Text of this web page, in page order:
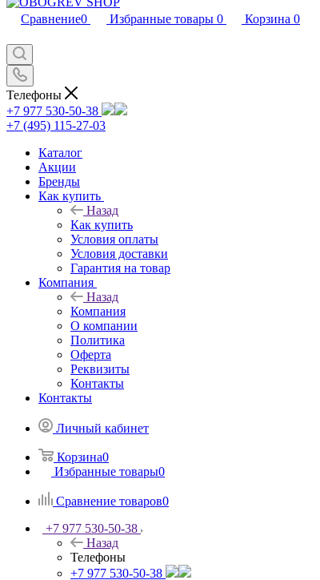
Сравнение0 Избранные товары 0 Корзина 0
Телефоны
+7 977 530-50-38
+7 (495) 115-27-03
Каталог
Акции
Бренды
Как купить
Назад
Как купить
Условия оплаты
Условия доставки
Гарантия на товар
Компания
Назад
Компания
О компании
Политика
Оферта
Реквизиты
Контакты
Контакты
Личный кабинет
Корзина0
Избранные товары0
Сравнение товаров0
+7 977 530-50-38
Назад
Телефоны
+7 977 530-50-38